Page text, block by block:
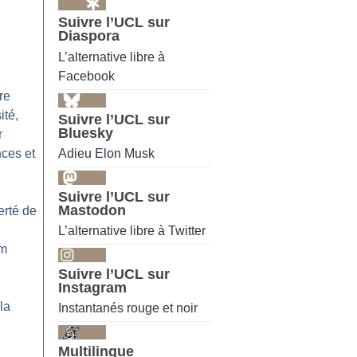
et
de
Suivre l’UCL sur
Diaspora
L’alternative libre à
Facebook
Suivre l’UCL sur
Bluesky
Adieu Elon Musk
Suivre l’UCL sur
Mastodon
L’alternative libre à Twitter
Suivre l’UCL sur
Instagram
Instantanés rouge et noir
Multilingue